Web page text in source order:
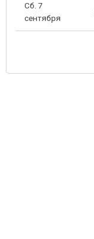
Сб. 7
сентября